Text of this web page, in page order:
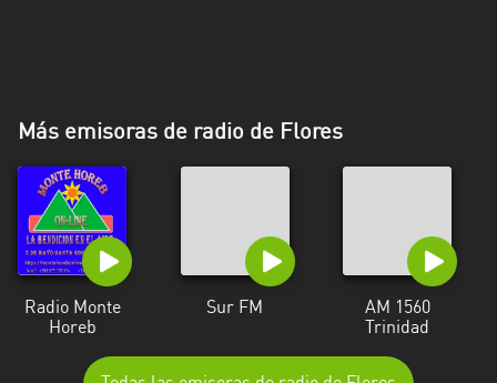
Más emisoras de radio de Flores
Radio Monte
Horeb
Sur FM
AM 1560
Trinidad